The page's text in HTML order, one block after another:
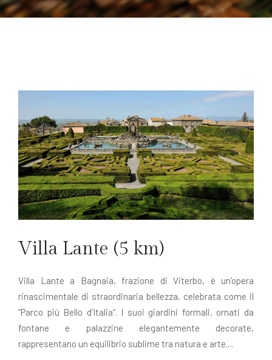
Villa Lante (5 km)
Villa Lante a Bagnaia, frazione di Viterbo, è un’opera
rinascimentale di straordinaria bellezza, celebrata come il
“Parco più Bello d’Italia“. I suoi giardini formali, ornati da
fontane e palazzine elegantemente decorate,
rappresentano un equilibrio sublime tra natura e arte....